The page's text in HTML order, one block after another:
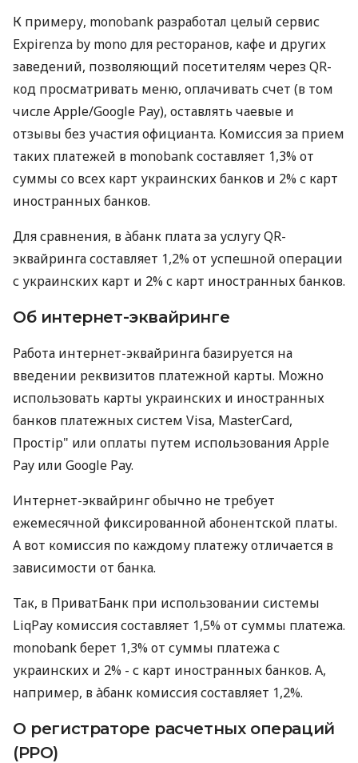
К примеру, monobank разработал целый сервис
Expirenza by mono для ресторанов, кафе и других
заведений, позволяющий посетителям через QR-
код просматривать меню, оплачивать счет (в том
числе Apple/Google Pay), оставлять чаевые и
отзывы без участия официанта. Комиссия за прием
таких платежей в monobank составляет 1,3% от
суммы со всех карт украинских банков и 2% с карт
иностранных банков.
Для сравнения, в àбанк плата за услугу QR-
эквайринга составляет 1,2% от успешной операции
с украинских карт и 2% с карт иностранных банков.
Об интернет-эквайринге
Работа интернет-эквайринга базируется на
введении реквизитов платежной карты. Можно
использовать карты украинских и иностранных
банков платежных систем Visa, MasterCard,
Простір" или оплаты путем использования Apple
Pay или Google Pay.
Интернет-эквайринг обычно не требует
ежемесячной фиксированной абонентской платы.
А вот комиссия по каждому платежу отличается в
зависимости от банка.
Так, в ПриватБанк при использовании системы
LiqPay комиссия составляет 1,5% от суммы платежа.
monobank берет 1,3% от суммы платежа с
украинских и 2% - с карт иностранных банков. А,
например, в àбанк комиссия составляет 1,2%.
О регистраторе расчетных операций
(РРО)